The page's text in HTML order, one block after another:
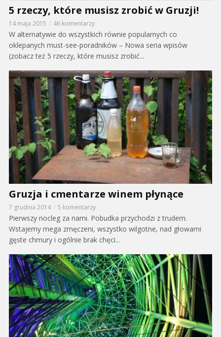
5 rzeczy, które musisz zrobić w Gruzji!
14 maja 2015 46 komentarzy
W alternatywie do wszystkich równie popularnych co
oklepanych must-see-poradników – Nowa seria wpisów
(zobacz też 5 rzeczy, które musisz zrobić...
Gruzja i cmentarze winem płynące
7 grudnia 2014 5 komentarzy
Pierwszy nocleg za nami. Pobudka przychodzi z trudem.
Wstajemy mega zmęczeni, wszystko wilgotne, nad głowami
gęste chmury i ogólnie brak chęci...